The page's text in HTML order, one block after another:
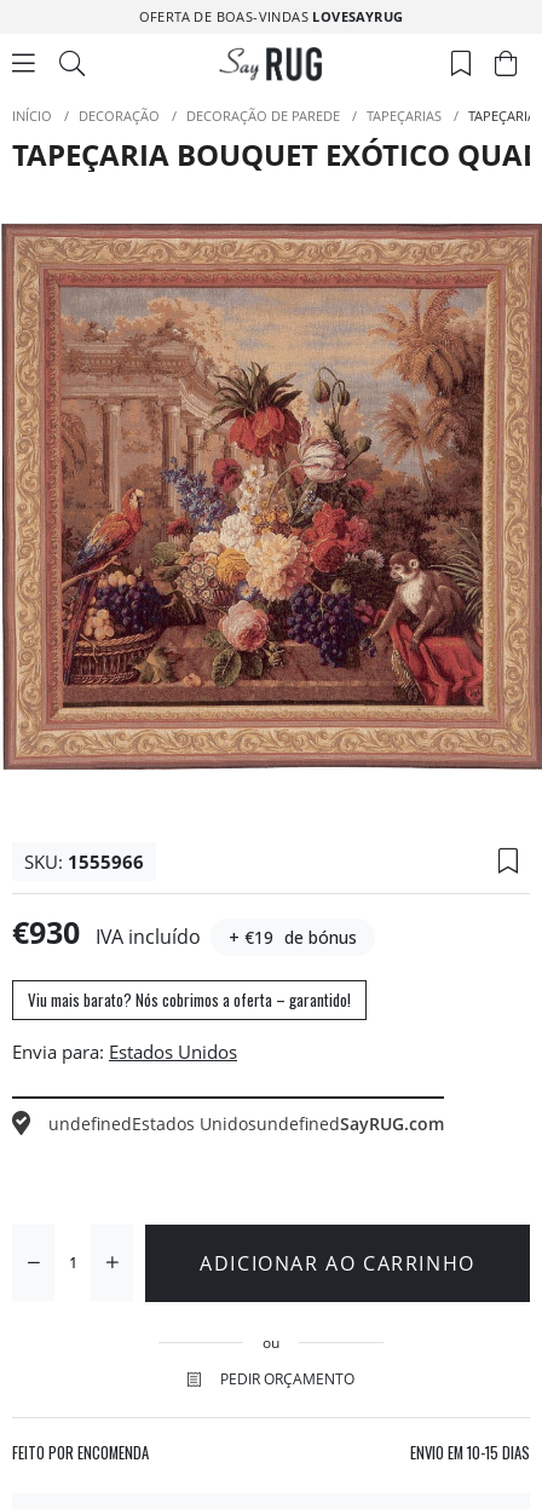
OFERTA DE BOAS-VINDAS LOVESAYRUG
INÍCIO / DECORAÇÃO / DECORAÇÃO DE PAREDE / TAPEÇARIAS /
TAPEÇARIA BOUQUET EXÓTICO
SKU: 1555966
€930 IVA incluído + €19 de bónus
Viu mais barato? Nós cobrimos a oferta – garantido!
Envia para:
undefinedEstados UnidosundefinedSayRUG.com
ADICIONAR AO CARRINHO
ou
PEDIR ORÇAMENTO
FEITO POR ENCOMENDA ENVIO EM 10-15 DIAS